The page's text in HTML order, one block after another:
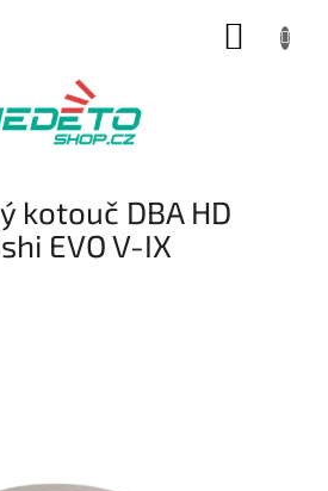
kotouč DBA HD
EVO V-IX